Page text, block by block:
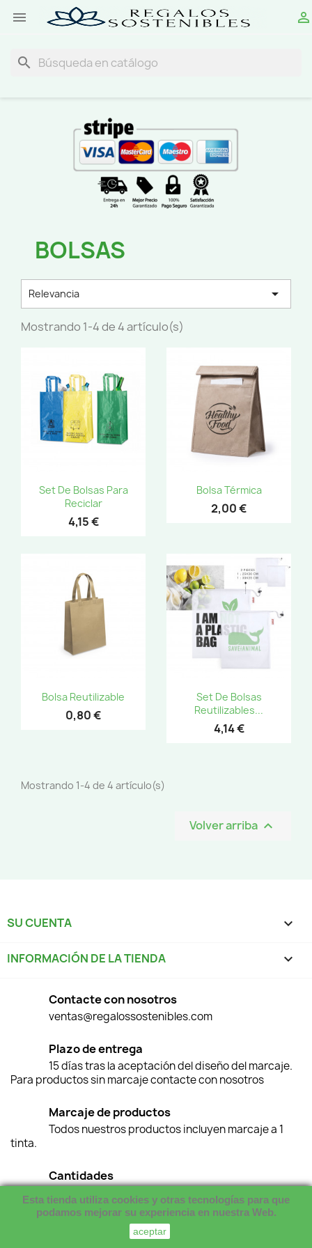
 
search
BOLSAS
Relevancia 
Mostrando 1-4 de 4 artículo(s)
Set De Bolsas Para
Reciclar
4,15 €
Bolsa Térmica
2,00 €
Bolsa Reutilizable
0,80 €
Set De Bolsas
Reutilizables...
4,14 €
Mostrando 1-4 de 4 artículo(s)
Volver arriba 
SU CUENTA 
INFORMACIÓN DE LA TIENDA keyboard_arrow_down
Esta tienda utiliza cookies y otras tecnologías para que
podamos mejorar su experiencia en nuestra Web.
aceptar
Contacte con nosotros
ventas@regalossostenibles.com
Plazo de entrega
15 días tras la aceptación del diseño del marcaje.
Para productos sin marcaje contacte con nosotros
Marcaje de productos
Todos nuestros productos incluyen marcaje a 1
tinta.
Cantidades
Para menos cantidades del producto contacte
con nosotros
© 2026 - Regalos Sostenibles